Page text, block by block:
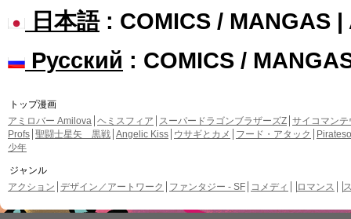
日本語: COMICS / MANGAS |
Русский : COMICS /
トップ漫画
アミロバー Amilova ヘミスフィア スーパードラゴンブラザーズZ サイコマンテ
Profs 聖闘士星矢 黒戦 Angelic Kiss ウサギとカメ フード・アタック
少年
ジャンル
アクション デザイン／アートワーク ファンタジー - SF コメディ ロマンス